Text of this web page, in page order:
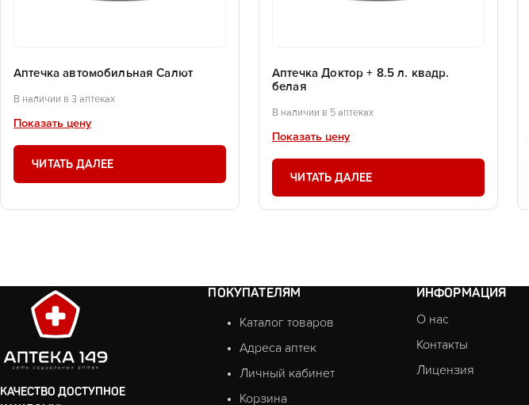
Аптечка автомобильная Салют
В наличии в 3 аптеках
Показать цену
ЧИТАТЬ ДАЛЕЕ
Аптечка Доктор + 8.5 л. квадр.
белая
В наличии в 5 аптеках
Показать цену
ЧИТАТЬ ДАЛЕЕ
КАЧЕСТВО ДОСТУПНОЕ
ПОКУПАТЕЛЯМ
Каталог товаров
Адреса аптек
Личный кабинет
Корзина
ИНФОРМАЦИЯ
О нас
Контакты
Лицензия